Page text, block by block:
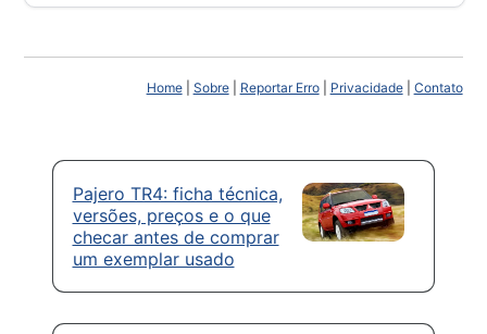
Home| Sobre| Reportar Erro| Privacidade| Contato
Pajero TR4: ficha técnica,
versões, preços e o que
checar antes de comprar
um exemplar usado